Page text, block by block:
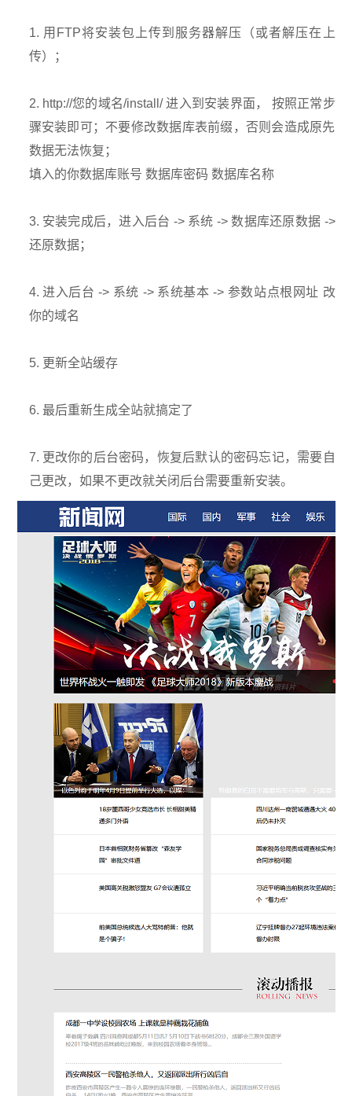
1. 用FTP将安装包上传到服务器解压（或者解压在上
传）；
2. http://您的域名/install/ 进入到安装界面， 按照正常步
骤安装即可；不要修改数据库表前缀，否则会造成原先
数据无法恢复；
填入的你数据库账号 数据库密码 数据库名称
3. 安装完成后，进入后台 -> 系统 -> 数据库还原数据 ->
还原数据；
4. 进入后台 -> 系统 -> 系统基本 -> 参数站点根网址 改
你的域名
5. 更新全站缓存
6. 最后重新生成全站就搞定了
7. 更改你的后台密码，恢复后默认的密码忘记，需要自
己更改，如果不更改就关闭后台需要重新安装。